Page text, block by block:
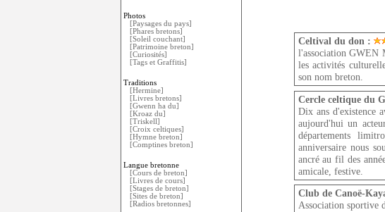
Photos
[Paysages du pays]
[Phares bretons]
[Soleil couchant]
[Patrimoine breton]
[Curiosités]
[Tags et Graffitis]
Traditions
[Hermine]
[Livres bretons]
[Gwenn ha du]
[Kroaz du]
[Triskell]
[Croix celtiques]
[Hymne breton]
[Comptines breton]
Langue bretonne
[Cours de breton]
[Livres de cours]
[Stages de breton]
[Sites de breton]
[Radios bretonnes]
Celtival du don :
l'association GWEN
les activités
son nom breton.
Cercle celtique du
Dix ans d'existence
aujourd'hui un
départements
anniversaire nous
ancré au fil des
amicale, festive.
Club de Canoë-
Association sportive